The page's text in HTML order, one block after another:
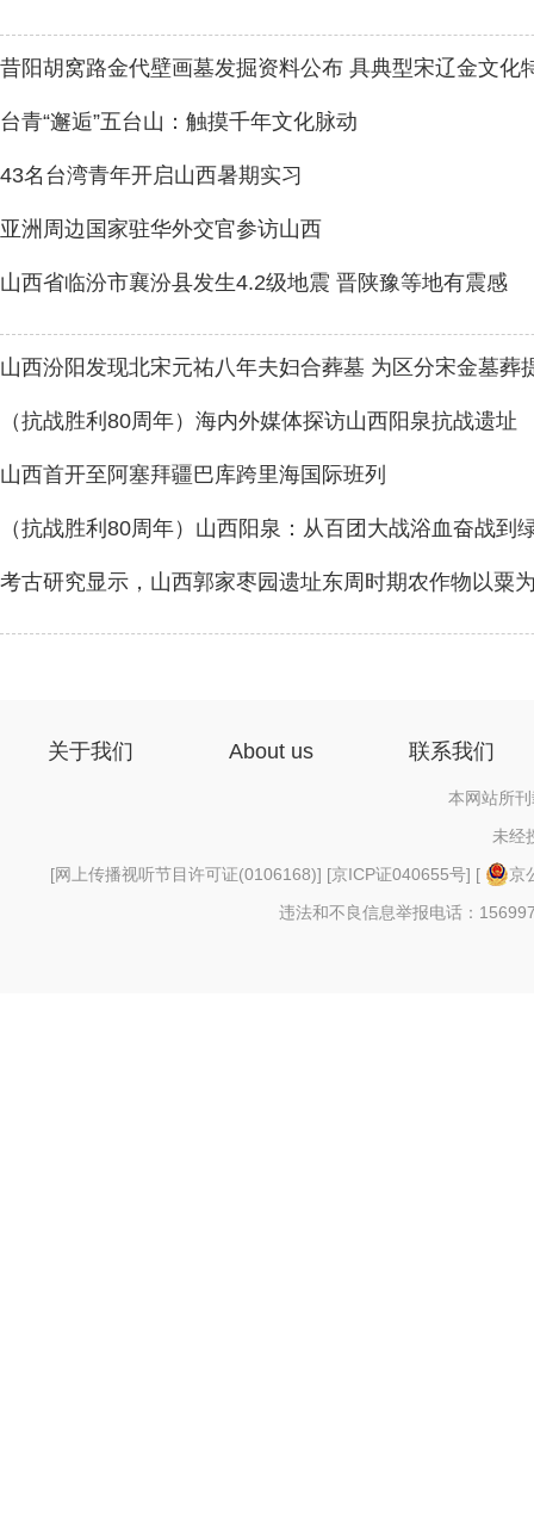
昔阳胡窝路金代壁画墓发掘资料公布 具典型宋辽金文化
台青“邂逅”五台山：触摸千年文化脉动
43名台湾青年开启山西暑期实习
亚洲周边国家驻华外交官参访山西
山西省临汾市襄汾县发生4.2级地震 晋陕豫等地有震感
山西汾阳发现北宋元祐八年夫妇合葬墓 为区分宋金墓葬
（抗战胜利80周年）海内外媒体探访山西阳泉抗战遗址
山西首开至阿塞拜疆巴库跨里海国际班列
（抗战胜利80周年）山西阳泉：从百团大战浴血奋战到
考古研究显示，山西郭家枣园遗址东周时期农作物以粟
关于我们 About us 联系我们
本网站所
未经
[网上传播视听节目许可证(0106168)] [京ICP证040655号] [
京
违法和不良信息举报电话：